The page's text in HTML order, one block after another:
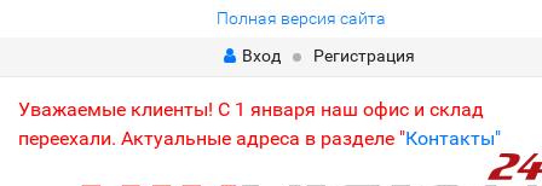
Полная версия сайта
Вход
Регистрация
Уважаемые клиенты! С 1 января наш офис и склад
переехали. Актуальные адреса в разделе "Контакты"